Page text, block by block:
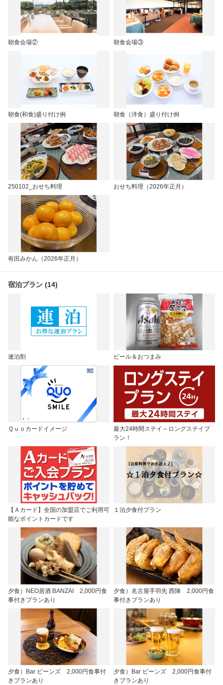
朝食会場② 朝食会場③
朝食(和食)盛り付け例 朝食（洋食）盛り付け例
250102_おせち料理 おせち料理（2026年正月）
有田みかん（2026年正月）
宿泊プラン (14)
連泊割 ビール＆おつまみ
Ｑｕｏカードイメージ
最大24時間ステイ～ロングステイプ
ラン！
【Ａカード】全国の加盟店でご利用可
能なポイントカードです
１泊夕食付プラン
夕食）NEO居酒 BANZAI 2,000円食
事付きプランあり
夕食）名古屋手羽先 西陣 2,000円食
事付きプランあり
夕食）Bar ビーンズ 2,000円食事付
きプランあり
夕食）Bar ビーンズ 2,000円食事付
きプランあり